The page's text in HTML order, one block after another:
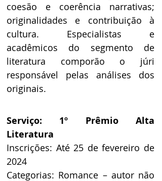
coesão e coerência narrativas;
originalidades e contribuição à
cultura. Especialistas e
acadêmicos do segmento de
literatura comporão o júri
responsável pelas análises dos
originais.
Serviço: 1º Prêmio Alta
Literatura
Inscrições: Até 25 de fevereiro de
2024
Categorias: Romance – autor não